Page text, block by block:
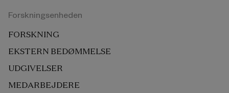
Forskningsenheden
FORSKNING
EKSTERN BEDØMMELSE
UDGIVELSER
MEDARBEJDERE